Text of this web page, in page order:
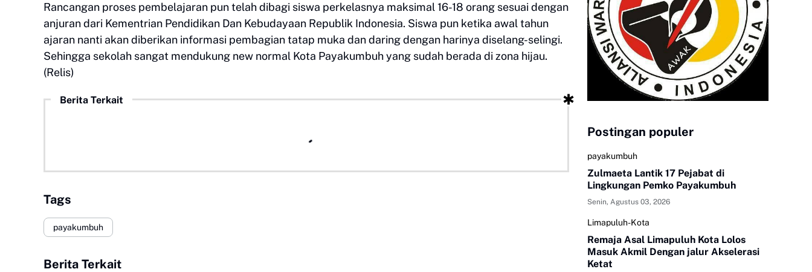
Rancangan proses pembelajaran pun telah dibagi siswa perkelasnya maksimal 16-18 orang sesuai dengan
anjuran dari Kementrian Pendidikan Dan Kebudayaan Republik Indonesia. Siswa pun ketika awal tahun
ajaran nanti akan diberikan informasi pembagian tatap muka dan daring dengan harinya diselang-selingi.
Sehingga sekolah sangat mendukung new normal Kota Payakumbuh yang sudah berada di zona hijau.
(Relis)
Berita Terkait
Tags
payakumbuh
Berita Terkait
Postingan populer
payakumbuh
Zulmaeta Lantik 17 Pejabat di
Lingkungan Pemko Payakumbuh
Senin, Agustus 03, 2026
Limapuluh-Kota
Remaja Asal Limapuluh Kota Lolos
Masuk Akmil Dengan jalur Akselerasi
Ketat